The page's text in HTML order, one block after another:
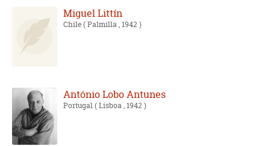
Miguel Littín
Chile( Palmilla , 1942 )
António Lobo Antunes
Portugal( Lisboa , 1942 )